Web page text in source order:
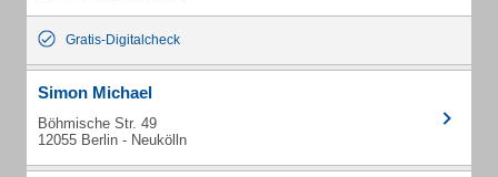
Gratis-Digitalcheck
Simon Michael
Böhmische Str. 49
12055 Berlin - Neukölln